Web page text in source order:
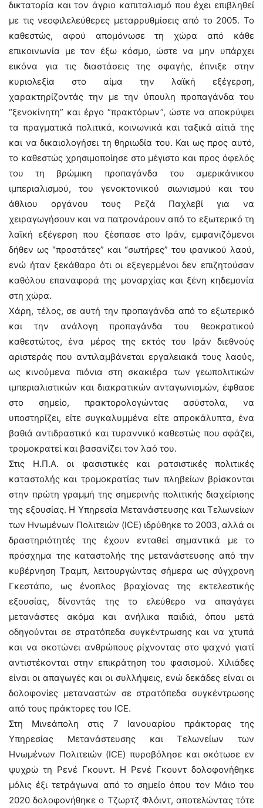
δικτατορία και τον άγριο καπιταλισμό που έχει επιβληθεί
με τις νεοφιλελεύθερες μεταρρυθμίσεις από το 2005. Το
καθεστώς, αφού απομόνωσε τη χώρα από κάθε
επικοινωνία με τον έξω κόσμο, ώστε να μην υπάρχει
εικόνα για τις διαστάσεις της σφαγής, έπνιξε στην
κυριολεξία στο αίμα την λαϊκή εξέγερση,
χαρακτηρίζοντάς την με την ύπουλη προπαγάνδα του
“ξενοκίνητη” και έργο “πρακτόρων”, ώστε να αποκρύψει
τα πραγματικά πολιτικά, κοινωνικά και ταξικά αίτιά της
και να δικαιολογήσει τη θηριωδία του. Και ως προς αυτό,
το καθεστώς χρησιμοποίησε στο μέγιστο και προς όφελός
του τη βρώμικη προπαγάνδα του αμερικάνικου
ιμπεριαλισμού, του γενοκτονικού σιωνισμού και του
άθλιου οργάνου τους Ρεζά Παχλεβί για να
χειραγωγήσουν και να πατρονάρουν από το εξωτερικό τη
λαϊκή εξέγερση που ξέσπασε στο Ιράν, εμφανιζόμενοι
δήθεν ως “προστάτες” και “σωτήρες” του ιρανικού λαού,
ενώ ήταν ξεκάθαρο ότι οι εξεγερμένοι δεν επιζητούσαν
καθόλου επαναφορά της μοναρχίας και ξένη κηδεμονία
στη χώρα.
Χάρη, τέλος, σε αυτή την προπαγάνδα από το εξωτερικό
και την ανάλογη προπαγάνδα του θεοκρατικού
καθεστώτος, ένα μέρος της εκτός του Ιράν διεθνούς
αριστεράς που αντιλαμβάνεται εργαλειακά τους λαούς,
ως κινούμενα πιόνια στη σκακιέρα των γεωπολιτικών
ιμπεριαλιστικών και διακρατικών ανταγωνισμών, έφθασε
στο σημείο, πρακτορολογώντας ασύστολα, να
υποστηρίζει, είτε συγκαλυμμένα είτε απροκάλυπτα, ένα
βαθιά αντιδραστικό και τυραννικό καθεστώς που σφάζει,
τρομοκρατεί και βασανίζει τον λαό του.
Στις Η.Π.Α. οι φασιστικές και ρατσιστικές πολιτικές
καταστολής και τρομοκρατίας των πληβείων βρίσκονται
στην πρώτη γραμμή της σημερινής πολιτικής διαχείρισης
της εξουσίας. Η Υπηρεσία Μετανάστευσης και Τελωνείων
των Ηνωμένων Πολιτειών (ICE) ιδρύθηκε το 2003, αλλά οι
δραστηριότητές της έχουν ενταθεί σημαντικά με το
πρόσχημα της καταστολής της μετανάστευσης από την
κυβέρνηση Τραμπ, λειτουργώντας σήμερα ως σύγχρονη
Γκεστάπο, ως ένοπλος βραχίονας της εκτελεστικής
εξουσίας, δίνοντάς της το ελεύθερο να απαγάγει
μετανάστες ακόμα και ανήλικα παιδιά, όπου μετά
οδηγούνται σε στρατόπεδα συγκέντρωσης και να χτυπά
και να σκοτώνει ανθρώπους ρίχνοντας στο ψαχνό γιατί
αντιστέκονται στην επικράτηση του φασισμού. Χιλιάδες
είναι οι απαγωγές και οι συλλήψεις, ενώ δεκάδες είναι οι
δολοφονίες μεταναστών σε στρατόπεδα συγκέντρωσης
από τους πράκτορες του ICE.
Στη Μινεάπολη στις 7 Ιανουαρίου πράκτορας της
Υπηρεσίας Μετανάστευσης και Τελωνείων των
Ηνωμένων Πολιτειών (ICE) πυροβόλησε και σκότωσε εν
ψυχρώ τη Ρενέ Γκουντ. Η Ρενέ Γκουντ δολοφονήθηκε
μόλις έξι τετράγωνα από το σημείο όπου τον Μάιο του
2020 δολοφονήθηκε ο Τζωρτζ Φλόιντ, αποτελώντας τότε